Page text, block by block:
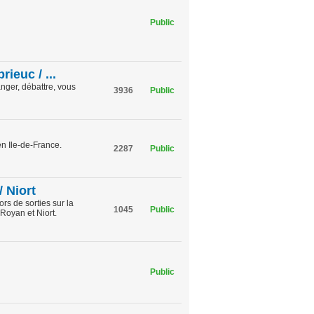
Public
/ ...
débattre, vous 3936 Public
Ile-de-France. 2287 Public
Niort
de sorties sur la
et Niort.
1045 Public
Public